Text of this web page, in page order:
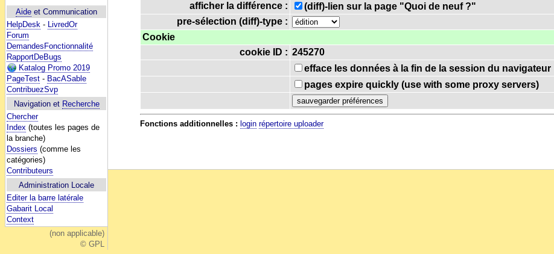
Aide et Communication
HelpDesk - LivredOr
Forum
DemandesFonctionnalité
RapportDeBugs
Katalog Promo 2019
PageTest - BacASable
ContribuezSvp
Navigation et Recherche
Chercher
Index (toutes les pages de
la branche)
Dossiers (comme les
catégories)
Contributeurs
Administration Locale
Editer la barre latérale
Gabarit Local
Context
(non applicable)
© GPL
afficher la différence :
(diff)-lien sur la page "Quoi de neuf ?"
pre-sélection (diff)-type :
Cookie
cookie ID : 245270
efface les données à la fin de la session du navigateur
pages expire quickly (use with some proxy servers)
Fonctions additionnelles : login répertoire uploader